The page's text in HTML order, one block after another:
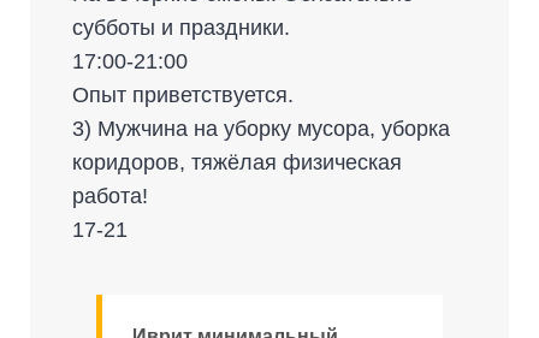
субботы и праздники.
17:00-21:00
Опыт приветствуется.
3) Мужчина на уборку мусора, уборка
коридоров, тяжёлая физическая
работа!
17-21